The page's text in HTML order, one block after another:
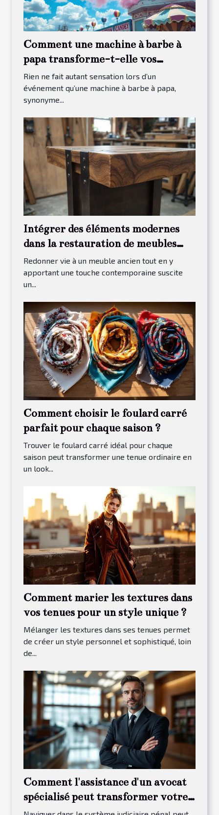
Comment une machine à barbe à
papa transforme-t-elle vos
événements ?
Rien ne fait autant sensation lors d’un
événement qu’une machine à barbe à papa,
synonyme...
Intégrer des éléments modernes
dans la restauration de meubles
traditionnels
Redonner vie à un meuble ancien tout en y
apportant une touche contemporaine suscite
un...
Comment choisir le foulard carré
parfait pour chaque saison ?
Trouver le foulard carré idéal pour chaque
saison peut transformer une tenue ordinaire en
un look...
Comment marier les textures dans
vos tenues pour un style unique ?
Mélanger les textures dans ses tenues permet
de créer un style personnel et sophistiqué, loin
de...
Comment l'assistance d'un avocat
spécialisé peut transformer votre
procès pénal ?